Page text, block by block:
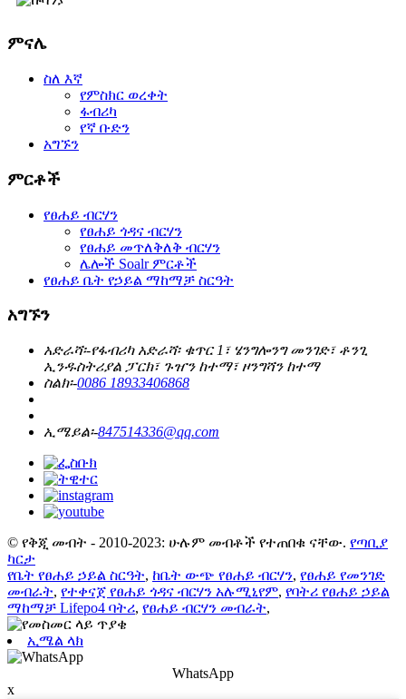
ምናሌ
ስለ እኛ
የምስክር ወረቀት
ፋብሪካ
የኛ ቡድን
አግኙን
ምርቶች
የፀሐይ ብርሃን
የፀሐይ ጎዳና ብርሃን
የፀሐይ መጥለቅለቅ ብርሃን
ሌሎች Soalr ምርቶች
የፀሐይ ቤት የኃይል ማከማቻ ስርዓት
አግኙን
አድራሻ፡-የፋብሪካ አድራሻ፡ ቁጥር 1፣ ሄንግሎንግ መንገድ፣ ቶንጊ
ኢንዱስትሪያል ፓርክ፣ ጉዠን ከተማ፣ ዞንግሻን ከተማ
ስልክ፡-0086 18933406868
ኢሜይል፡-847514336@qq.com
© የቅጂ መብት - 2010-2023: ሁሉም መብቶች የተጠበቁ ናቸው. የጣቢያ
ካርታ
የቤት የፀሐይ ኃይል ስርዓት, ከቤት ውጭ የፀሐይ ብርሃን, የፀሐይ የመንገድ
መብራት, የተቀናጀ የፀሐይ ጎዳና ብርሃን አሉሚኒየም, የባትሪ የፀሐይ ኃይል
ማከማቻ Lifepo4 ባትሪ, የፀሐይ ብርሃን መብራት,
ኢሜል ላክ
WhatsApp
x